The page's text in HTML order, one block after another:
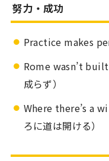
努力・成功
Practice makes
Rome wasn’t
成らず）
Where there’s a
ろに道は開ける）